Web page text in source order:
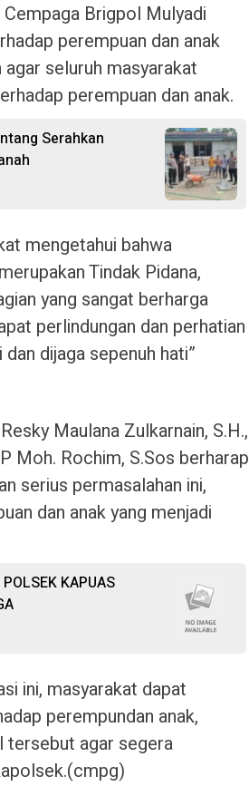
Brigpol Mulyadi
perempuan dan anak
seluruh masyarakat
perempuan dan anak.
Serahkan
mengetahui bahwa
Tindak Pidana,
yang sangat berharga
perlindungan dan perhatian
dijaga sepenuh hati”
Maulana Zulkarnain, S.H.,
Moh. Rochim, S.Sos berharap
serius permasalahan ini,
dan anak yang menjadi
KAPUAS
ini, masyarakat dapat
perempundan anak,
tersebut agar segera